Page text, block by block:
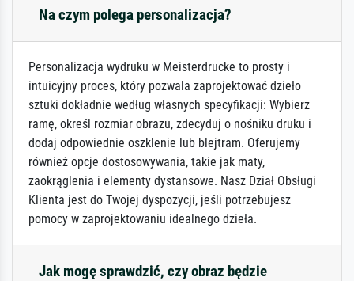
Na czym polega personalizacja?
Personalizacja wydruku w Meisterdrucke to prosty i
intuicyjny proces, który pozwala zaprojektować dzieło
sztuki dokładnie według własnych specyfikacji: Wybierz
ramę, określ rozmiar obrazu, zdecyduj o nośniku druku i
dodaj odpowiednie oszklenie lub blejtram. Oferujemy
również opcje dostosowywania, takie jak maty,
zaokrąglenia i elementy dystansowe. Nasz Dział Obsługi
Klienta jest do Twojej dyspozycji, jeśli potrzebujesz
pomocy w zaprojektowaniu idealnego dzieła.
Jak mogę sprawdzić, czy obraz będzie